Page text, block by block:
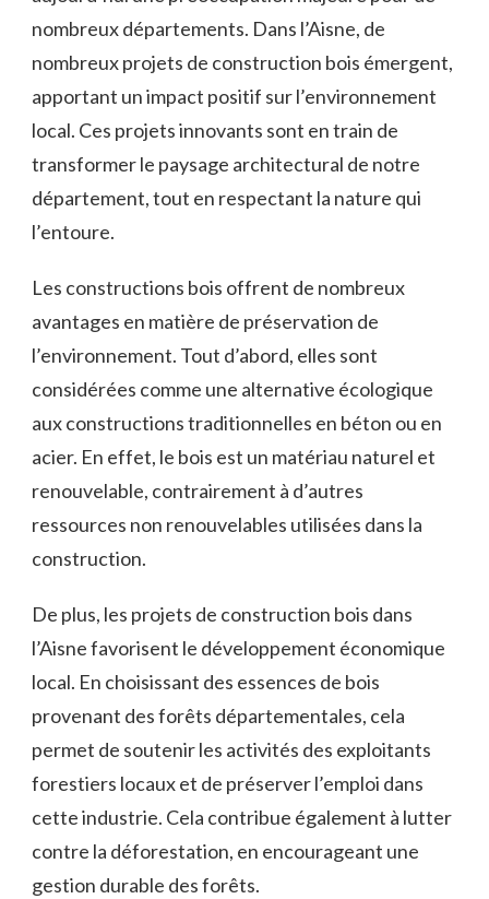
nombreux départements. Dans l’Aisne, de
nombreux projets de construction bois émergent,
apportant un ​impact positif sur l’environnement
local. ​Ces⁢ projets ‌innovants sont en train de
‌transformer le paysage architectural⁢ de notre‌
département, tout en respectant la nature qui
l’entoure.
Les constructions bois offrent ⁢de nombreux
avantages en matière⁢ de préservation de⁢
l’environnement. Tout d’abord, elles sont
considérées ​comme⁤ une alternative écologique ​
aux constructions traditionnelles ⁢en‌ béton ou ⁤en
acier. En effet, le bois est⁤ un matériau naturel et
renouvelable, contrairement à d’autres
ressources non renouvelables utilisées dans la
construction.
De plus, les projets de construction bois ⁤dans
l’Aisne‌ favorisent le développement ‌économique
‍local. En choisissant des​ essences‌ de bois
provenant des forêts départementales, cela
permet de soutenir les activités des ⁢exploitants
forestiers locaux et de préserver l’emploi dans
cette industrie. Cela contribue également à lutter
contre la déforestation, en encourageant une
gestion durable des forêts.